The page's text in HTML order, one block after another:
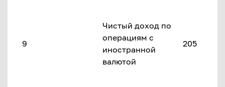
9
Чистый доход по
операциям с
иностранной
валютой
205